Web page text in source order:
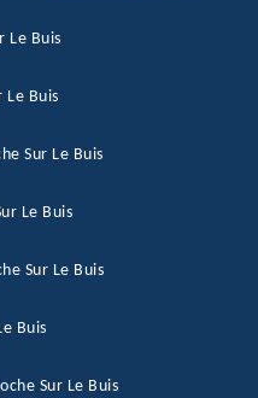
Le Buis
Le Buis
Sur Le Buis
Le Buis
Sur Le Buis
Buis
Sur Le Buis